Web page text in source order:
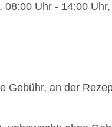
Uhr - 14:00
Gebühr, an der